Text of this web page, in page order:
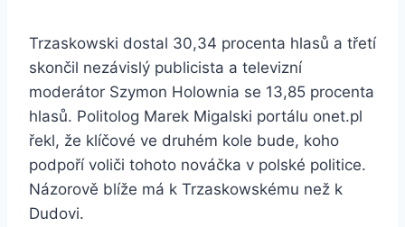
Trzaskowski dostal 30,34 procenta hlasů a třetí
skončil nezávislý publicista a televizní
moderátor Szymon Holownia se 13,85 procenta
hlasů. Politolog Marek Migalski portálu onet.pl
řekl, že klíčové ve druhém kole bude, koho
podpoří voliči tohoto nováčka v polské politice.
Názorově blíže má k Trzaskowskému než k
Dudovi.